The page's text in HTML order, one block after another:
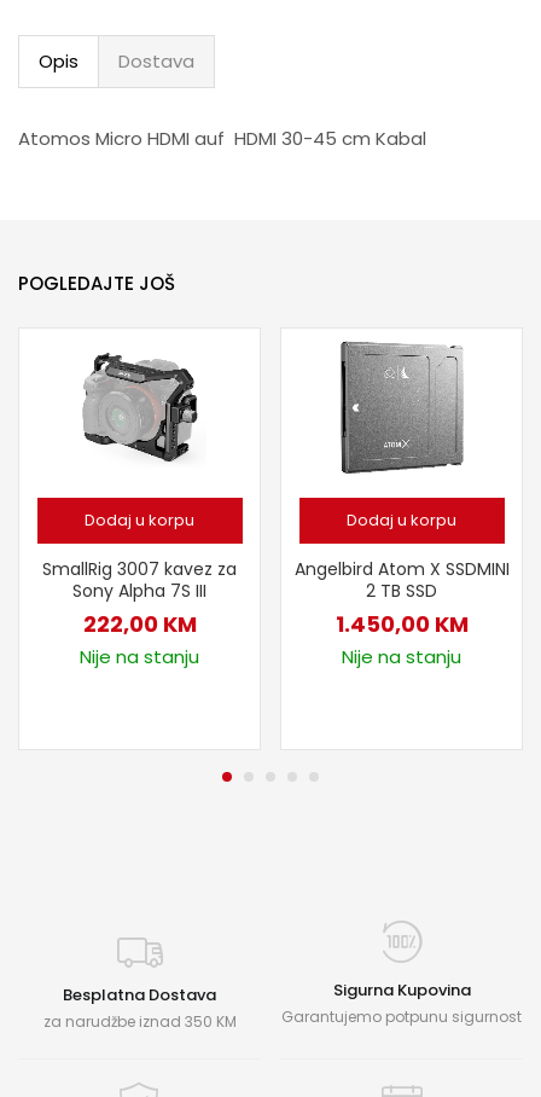
Opis Dostava
Atomos Micro HDMI auf HDMI 30-45 cm Kabal
POGLEDAJTE JOŠ
Dodaj u korpu
SmallRig 3007 kavez za
Sony Alpha 7S III
222,00 KM
Nije na stanju
Dodaj u korpu
Angelbird Atom X SSDMINI
2 TB SSD
1.450,00 KM
Nije na stanju
Besplatna Dostava
za narudžbe iznad 350 KM
Sigurna Kupovina
Garantujemo potpunu sigurnost